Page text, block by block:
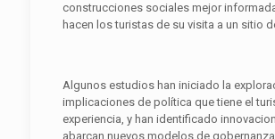
construcciones sociales mejor
hacen los turistas de su visita a un sitio
Algunos estudios han iniciado la
implicaciones de política que tiene el
experiencia, y han identificado
abarcan nuevos modelos de